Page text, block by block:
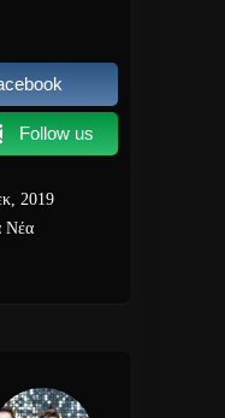
Follow us
2019
Νέα